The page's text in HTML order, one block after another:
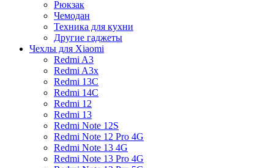
Рюкзак
Чемодан
Техника для кухни
Другие гаджеты
Чехлы для Xiaomi
Redmi A3
Redmi A3x
Redmi 13C
Redmi 14C
Redmi 12
Redmi 13
Redmi Note 12S
Redmi Note 12 Pro 4G
Redmi Note 13 4G
Redmi Note 13 Pro 4G